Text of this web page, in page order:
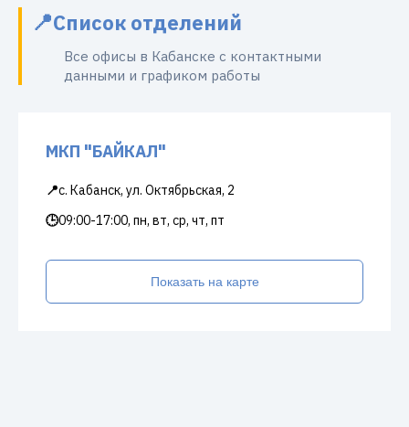
Список отделений
Все офисы в Кабанске с контактными
данными и графиком работы
МКП "БАЙКАЛ"
📍с. Кабанск, ул. Октябрьская, 2
🕒09:00-17:00, пн, вт, ср, чт, пт
Показать на карте